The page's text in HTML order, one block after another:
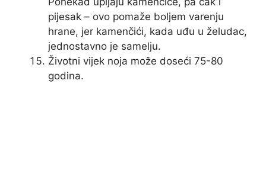
pijesak – ovo pomaže boljem varenju
hrane, jer kamenčići, kada uđu u želudac,
jednostavno je samelju.
Životni vijek noja može doseći 75-80
godina.